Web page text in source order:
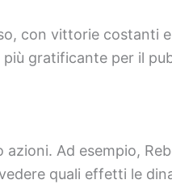
con vittorie costanti
gratificante per il
Ad esempio,
quali effetti le